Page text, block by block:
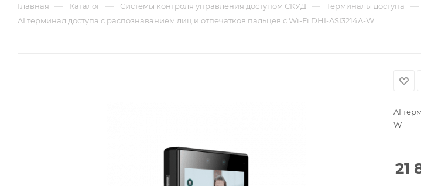
Главная — Каталог — Системы контроля управления доступом СКУД — Терминалы доступа —
AI терминал доступа с распознаванием лиц и отпечатков пальцев с Wi-Fi DHI-ASI3214A-W
AI
W
21